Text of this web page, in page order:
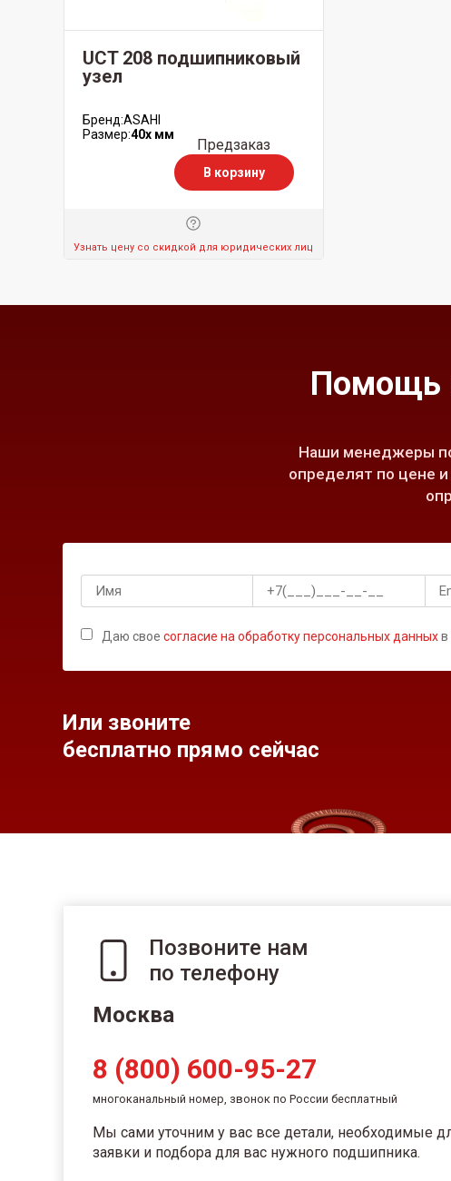
UCT 208 подшипниковый
узел
Бренд:ASAHI
Размер:40x мм
Предзаказ
В корзину
Узнать цену со скидкой для юридических лиц
Помощь
Наши менеджеры
определят по цене
Даю свое согласие на обработку персональных данныхв
Или звоните
бесплатно прямо сейчас
Позвоните нам
по телефону
Москва
8 (800) 600-95-27
многоканальный номер, звонок по России бесплатный
Мы сами уточним у вас все детали, необходимые
заявки и подбора для вас нужного подшипника.